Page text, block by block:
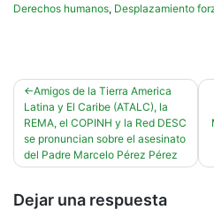
Derechos humanos, Desplazamiento
Navegación
de
entradas
Amigos de la Tierra America
Latina y El Caribe (ATALC), la
REMA, el COPINH y la Red DESC
se pronuncian sobre el asesinato
del Padre Marcelo Pérez Pérez
Dejar una respuesta